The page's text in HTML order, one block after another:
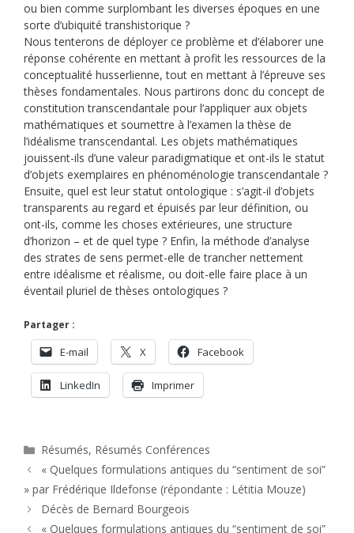
ou bien comme surplombant les diverses époques en une
sorte d’ubiquité transhistorique ?
Nous tenterons de déployer ce problème et d’élaborer une
réponse cohérente en mettant à profit les ressources de la
conceptualité husserlienne, tout en mettant à l’épreuve ses
thèses fondamentales. Nous partirons donc du concept de
constitution transcendantale pour l’appliquer aux objets
mathématiques et soumettre à l’examen la thèse de
l’idéalisme transcendantal. Les objets mathématiques
jouissent-ils d’une valeur paradigmatique et ont-ils le statut
d’objets exemplaires en phénoménologie transcendantale ?
Ensuite, quel est leur statut ontologique : s’agit-il d’objets
transparents au regard et épuisés par leur définition, ou
ont-ils, comme les choses extérieures, une structure
d’horizon – et de quel type ? Enfin, la méthode d’analyse
des strates de sens permet-elle de trancher nettement
entre idéalisme et réalisme, ou doit-elle faire place à un
éventail pluriel de thèses ontologiques ?
Partager :
E-mail X Facebook
LinkedIn Imprimer
Catégories
Résumés, Résumés Conférences
« Quelques formulations antiques du “sentiment de soi”
» par Frédérique Ildefonse (répondante : Létitia Mouze)
Décès de Bernard Bourgeois
« Quelques formulations antiques du “sentiment de soi”